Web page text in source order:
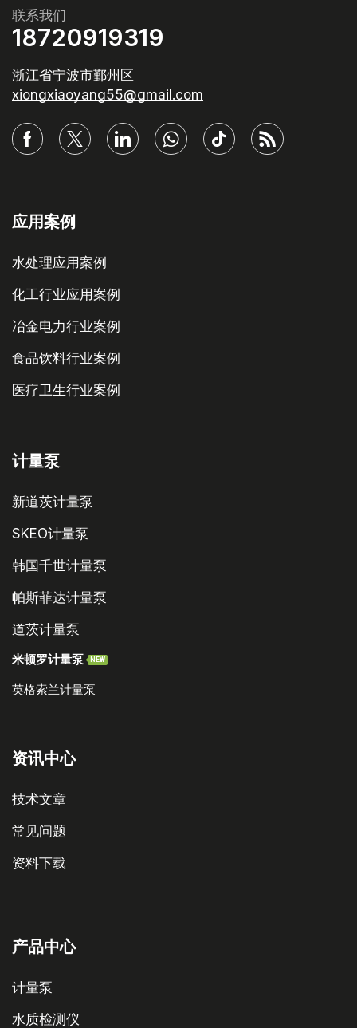
联系我们
18720919319
浙江省宁波市鄞州区
xiongxiaoyang55@gmail.com
应用案例
水处理应用案例
化工行业应用案例
冶金电力行业案例
食品饮料行业案例
医疗卫生行业案例
计量泵
新道茨计量泵
SKEO计量泵
韩国千世计量泵
帕斯菲达计量泵
道茨计量泵
米顿罗计量泵 NEW
英格索兰计量泵
资讯中心
技术文章
常见问题
资料下载
产品中心
计量泵
水质检测仪